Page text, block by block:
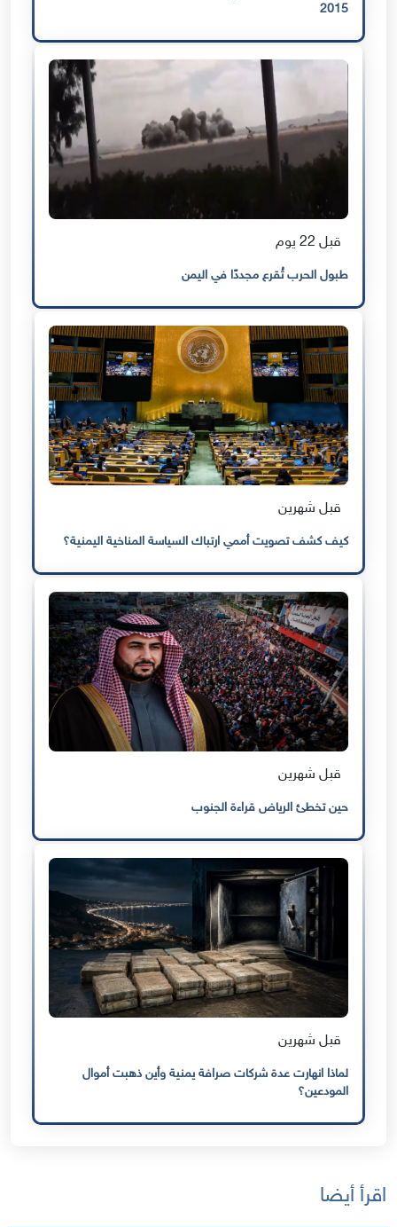
2015
قبل 22 يوم
طبول الحرب تُقرع مجددًا في اليمن
قبل شهرين
كيف كشف تصويت أممي ارتباك السياسة المناخية اليمنية؟
قبل شهرين
حين تخطئ الرياض قراءة الجنوب
قبل شهرين
لماذا انهارت عدة شركات صرافة يمنية وأين ذهبت أموال
المودعين؟
اقرأ أيضا